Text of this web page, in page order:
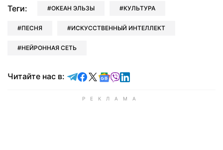
Теги: ОКЕАН ЭЛЬЗЫ КУЛЬТУРА
ПЕСНЯ ИСКУССТВЕННЫЙ ИНТЕЛЛЕКТ
НЕЙРОННАЯ СЕТЬ
Читайте нас в: Читайте в Telegram
Читайте в Facebook
Читайте в X
Читайте в Google news
Читайте в Viber
Читайте в LinkedIn